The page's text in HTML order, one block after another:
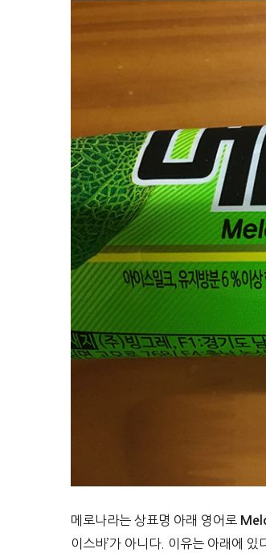
메로나라는 상표명 아래 영어로
이스바’가 아니다. 이유는 아래에